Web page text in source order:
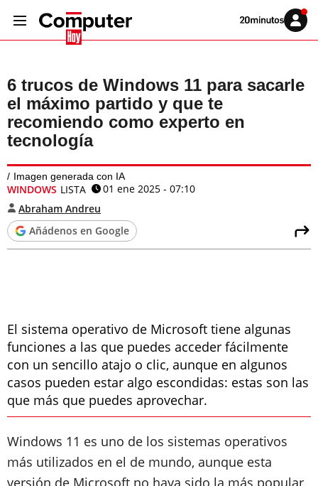
Volver
Iniciar
sesión
6 trucos de Windows 11 para sacarle
el máximo partido y que te
recomiendo como experto en
tecnología
Imagen generada con IA
WINDOWS LISTA
01 ene 2025 - 07:10
Abraham Andreu
Añádenos en Google
El sistema operativo de Microsoft tiene algunas
funciones a las que puedes acceder fácilmente
con un sencillo atajo o clic, aunque en algunos
casos pueden estar algo escondidas: estas son las
que más que puedes aprovechar.
Windows 11 es uno de los sistemas operativos
más utilizados en el de mundo, aunque esta
versión de Microsoft no haya sido la más popular,